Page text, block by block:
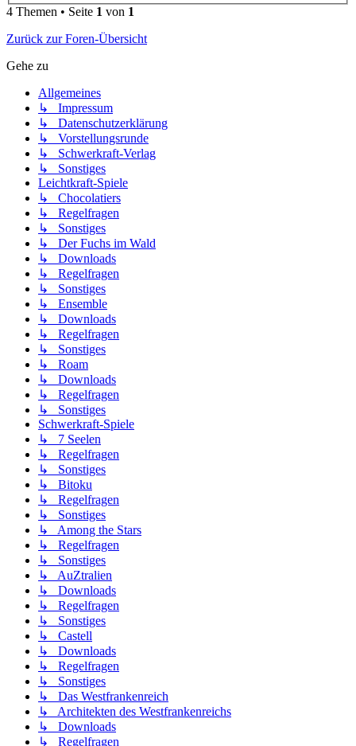
4 Themen • Seite 1 von 1
Zurück zur Foren-Übersicht
Gehe zu
Allgemeines
↳ Impressum
↳ Datenschutzerklärung
↳ Vorstellungsrunde
↳ Schwerkraft-Verlag
↳ Sonstiges
Leichtkraft-Spiele
↳ Chocolatiers
↳ Regelfragen
↳ Sonstiges
↳ Der Fuchs im Wald
↳ Downloads
↳ Regelfragen
↳ Sonstiges
↳ Ensemble
↳ Downloads
↳ Regelfragen
↳ Sonstiges
↳ Roam
↳ Downloads
↳ Regelfragen
↳ Sonstiges
Schwerkraft-Spiele
↳ 7 Seelen
↳ Regelfragen
↳ Sonstiges
↳ Bitoku
↳ Regelfragen
↳ Sonstiges
↳ Among the Stars
↳ Regelfragen
↳ Sonstiges
↳ AuZtralien
↳ Downloads
↳ Regelfragen
↳ Sonstiges
↳ Castell
↳ Downloads
↳ Regelfragen
↳ Sonstiges
↳ Das Westfrankenreich
↳ Architekten des Westfrankenreichs
↳ Downloads
↳ Regelfragen